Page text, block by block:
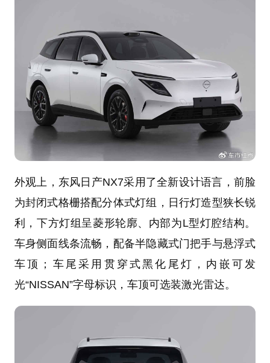
外观上，东风日产NX7采用了全新设计语言，前脸
为封闭式格栅搭配分体式灯组，日行灯造型狭长锐
利，下方灯组呈菱形轮廓、内部为L型灯腔结构。
车身侧面线条流畅，配备半隐藏式门把手与悬浮式
车顶；车尾采用贯穿式黑化尾灯，内嵌可发
光“NISSAN”字母标识，车顶可选装激光雷达。